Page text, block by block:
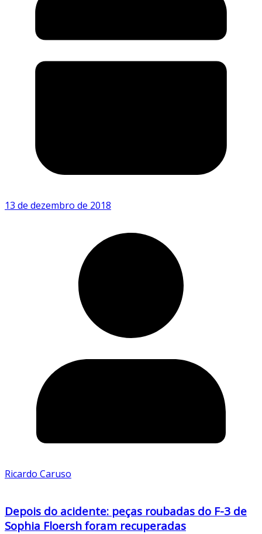
13 de dezembro de 2018
Ricardo Caruso
Depois do acidente: peças roubadas do F-3 de
Sophia Floersh foram recuperadas